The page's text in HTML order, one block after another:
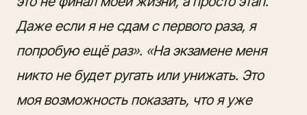
Даже если я не сдам с первого раза, я
попробую ещё раз». «На экзамене меня
никто не будет ругать или унижать. Это
моя возможность показать, что я уже